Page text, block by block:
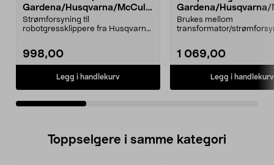
Gardena/Husqvarna/McCullo
ch
Strømforsyning til
robotgressklippere fra Husqvarna,
998,00
Legg i handlekurv
Gardena/Husqvarna/
ch/Flymo
Brukes mellom
transformator/
1 069,00
Legg i handlekurv
Toppselgere i samme kategori